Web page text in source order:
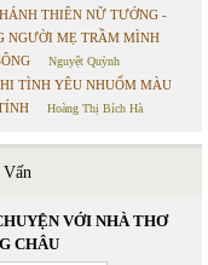
THIÊN NỮ TƯỚNG -
NGƯỜI MẸ TRẦM MÌNH
Nguyệt Quỳnh
TÌNH YÊU NHUỐM MÀU
Hoàng Thị Bích Hà
Vấn
VỚI NHÀ THƠ
CHÂU